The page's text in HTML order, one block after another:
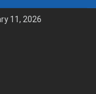
11, 2026